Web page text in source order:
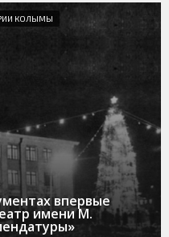
КОЛЫМЫ
впервые
имени М.